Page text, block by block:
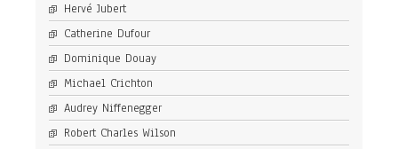
Hervé Jubert
Catherine Dufour
Dominique Douay
Michael Crichton
Audrey Niffenegger
Robert Charles Wilson